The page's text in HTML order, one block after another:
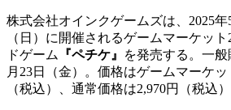
株式会社オインクゲームズは、2025年
（日）に開催されるゲームマーケッ
ドゲーム
『ペチケ』
を発売する。一
月23日（金）。価格はゲームマーケッ
（税込）、通常価格は2,970円（税込）